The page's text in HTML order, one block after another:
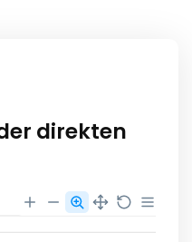
direkten